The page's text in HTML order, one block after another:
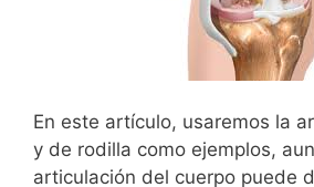
En este artículo, usaremos la
y de rodilla como ejemplos,
articulación del cuerpo puede